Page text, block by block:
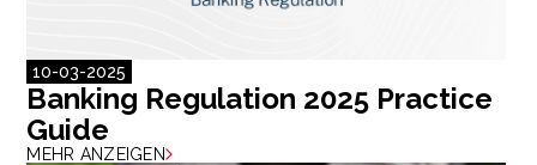
10-03-2025
Banking Regulation 2025 Practice
Guide
MEHR ANZEIGEN